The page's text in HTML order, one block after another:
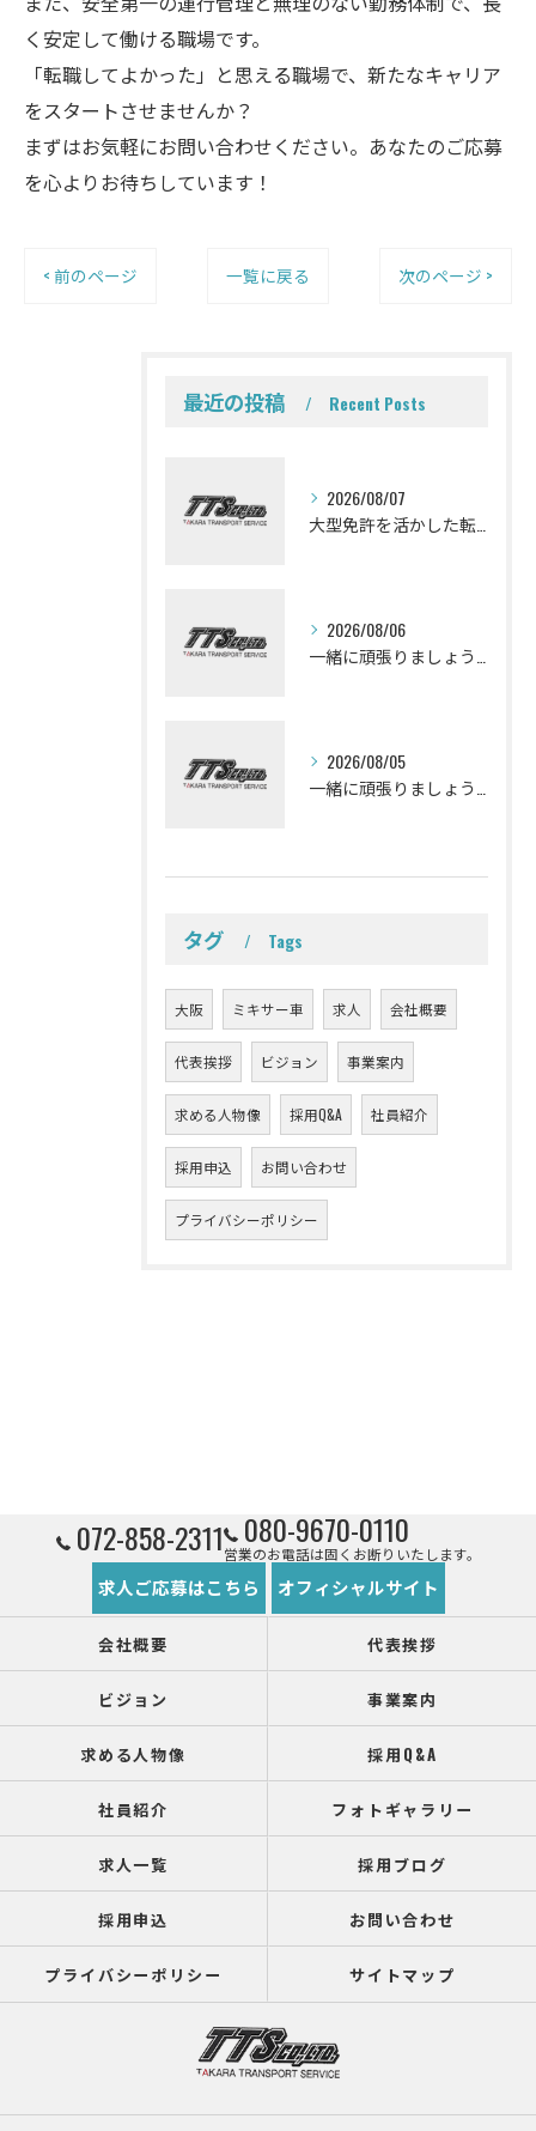
く安定して働ける職場です。
「転職してよかった」と思える職場で、新たなキャリア
をスタートさせませんか？
まずはお気軽にお問い合わせください。あなたのご応募
を心よりお待ちしています！
< 前のページ 一覧に戻る 次のページ >
最近の投稿 Recent Posts
2026/08/07
2026/08/06
2026/08/05
タグ Tags
大阪 ミキサー車 求人 会社概要
代表挨拶 ビジョン 事業案内
求める人物像 採用Q&A 社員紹介
採用申込 お問い合わせ
プライバシーポリシー
072-858-2311 080-9670-0110
営業のお電話は固くお断りいたします。
求人ご応募はこちら オフィシャルサイト
会社概要 代表挨拶
ビジョン 事業案内
求める人物像 採用Q&A
社員紹介 フォトギャラリー
求人一覧 採用ブログ
採用申込 お問い合わせ
プライバシーポリシー サイトマップ